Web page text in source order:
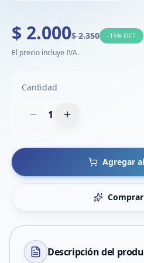
$ 2.000$ 2.350 -15% OFF
El precio incluye IVA.
Cantidad
1
Agregar
Descripción del